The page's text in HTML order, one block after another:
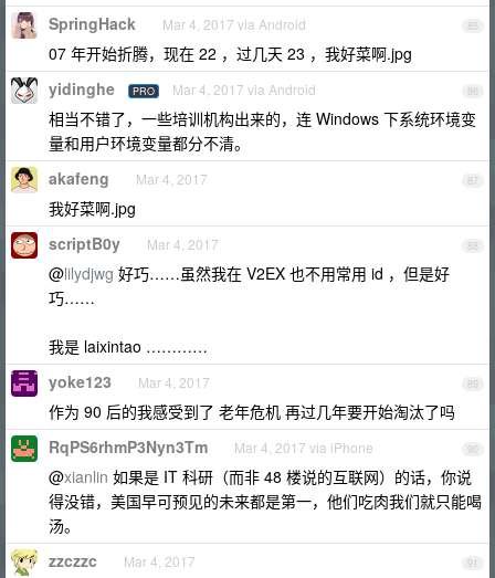
85
SpringHack Mar 4, 2017 via Android
07 年开始折腾，现在 22 ，过几天 23 ，我好菜啊.jpg
86
yidinghe PRO Mar 4, 2017 via Android
相当不错了，一些培训机构出来的，连 Windows 下系统环境变
量和用户环境变量都分不清。
87
akafeng Mar 4, 2017
我好菜啊.jpg
88
scriptB0y Mar 4, 2017
@lilydjwg 好巧……虽然我在 V2EX 也不用常用 id ，但是好
巧……
我是 laixintao …………
89
yoke123 Mar 4, 2017
作为 90 后的我感受到了 老年危机 再过几年要开始淘汰了吗
90
RqPS6rhmP3Nyn3Tm Mar 4, 2017 via iPhone
@xianlin 如果是 IT 科研（而非 48 楼说的互联网）的话，你说
得没错，美国早可预见的未来都是第一，他们吃肉我们就只能喝
汤。
91
zzczzc Mar 4, 2017